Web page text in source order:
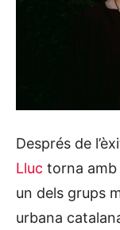
Després de
Lluc torna amb
un dels grups
urbana